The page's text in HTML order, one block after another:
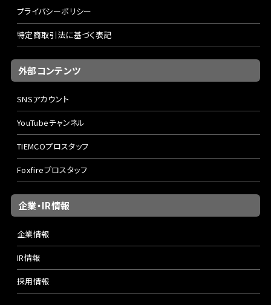
プライバシーポリシー
特定商取引法に基づく表記
外部コンテンツ
SNSアカウント
YouTubeチャンネル
TIEMCOプロスタッフ
Foxfireプロスタッフ
企業・IR情報
企業情報
IR情報
採用情報